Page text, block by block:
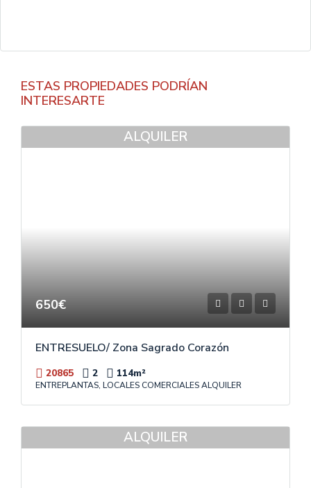
ESTAS PROPIEDADES PODRÍAN
INTERESARTE
ALQUILER
650€
ENTRESUELO/ Zona Sagrado Corazón
20865 2 114m²
ENTREPLANTAS, LOCALES COMERCIALES ALQUILER
ALQUILER